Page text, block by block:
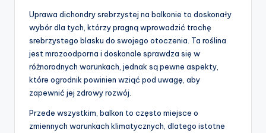
Uprawa dichondry srebrzystej na balkonie to doskonały
wybór dla tych, którzy pragną wprowadzić trochę
srebrzystego blasku do swojego otoczenia. Ta roślina
jest mrozoodporna i doskonale sprawdza się w
różnorodnych warunkach, jednak są pewne aspekty,
które ogrodnik powinien wziąć pod uwagę, aby
zapewnić jej zdrowy rozwój.
Przede wszystkim, balkon to często miejsce o
zmiennych warunkach klimatycznych, dlatego istotne